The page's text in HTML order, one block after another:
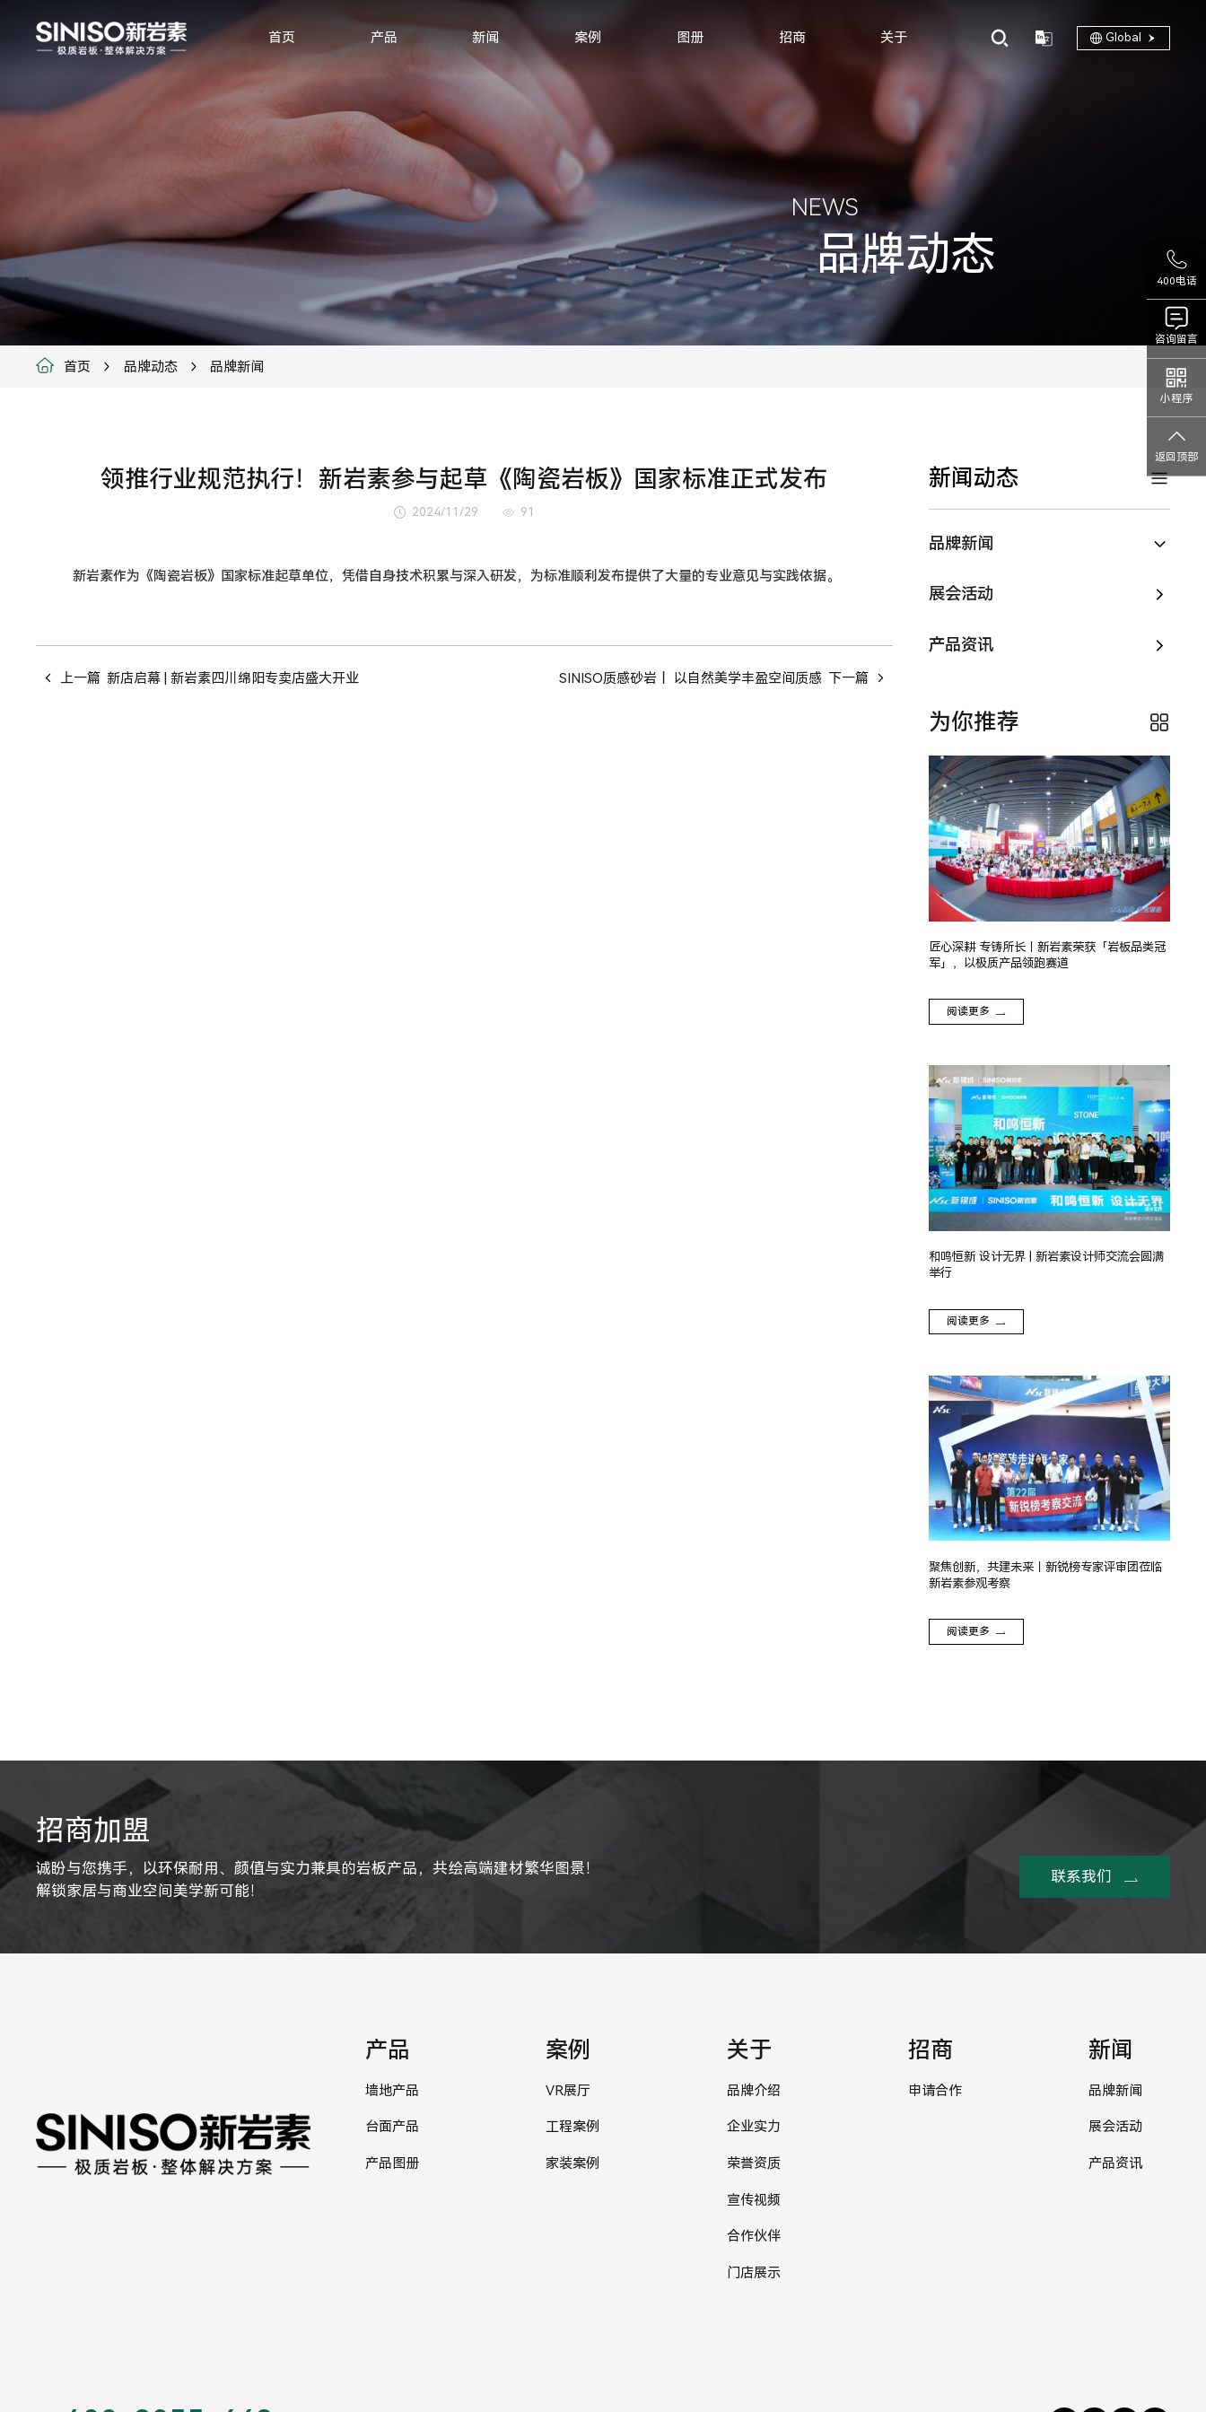
首页 产品 新闻 案例 图册 招商 关于 Global
NEWS
品牌动态
首页 品牌动态 品牌新闻
领推行业规范执行！新岩素参与起草《陶瓷岩板》国家标准正式发布
2024/11/29 91
新岩素作为《陶瓷岩板》国家标准起草单位，凭借自身技术积累与深入研发，为标准顺利发布提供了大量的专业意见与实践依据。
上一篇 新店启幕 | 新岩素四川绵阳专卖店盛大开业 SINISO质感砂岩丨 以自然美学丰盈空间质感 下一篇
新闻动态
品牌新闻
展会活动
产品资讯
为你推荐
匠心深耕 专铸所长｜新岩素荣获「岩板品类冠
军」，以极质产品领跑赛道
阅读更多
和鸣恒新 设计无界 | 新岩素设计师交流会圆满
举行
阅读更多
聚焦创新，共建未来｜新锐榜专家评审团莅临
新岩素参观考察
阅读更多
招商加盟
诚盼与您携手，以环保耐用、颜值与实力兼具的岩板产品，共绘高端建材繁华图景！
解锁家居与商业空间美学新可能！
联系我们
400电话
咨询留言
小程序
返回顶部
产品
墙地产品
台面产品
产品图册
案例
VR展厅
工程案例
家装案例
关于
品牌介绍
企业实力
荣誉资质
宣传视频
合作伙伴
门店展示
招商
申请合作
新闻
品牌新闻
展会活动
产品资讯